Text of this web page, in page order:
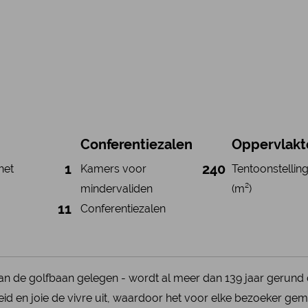
Conferentiezalen
1
Kamers voor
mindervaliden
11 Conferentiezalen
240
(m²)
de golfbaan gelegen - wordt al meer dan 139 jaar
en joie de vivre uit, waardoor het voor elke bezoeker